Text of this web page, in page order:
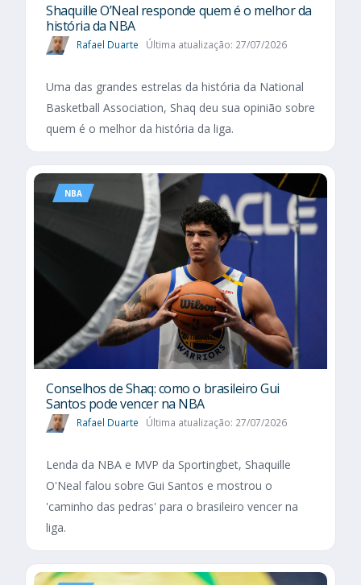
Shaquille O’Neal responde quem é o melhor da
história da NBA
Rafael Duarte Última atualização: 27/07/2026
Uma das grandes estrelas da história da National
Basketball Association, Shaq deu sua opinião sobre
quem é o melhor da história da liga.
NBA
Conselhos de Shaq: como o brasileiro Gui
Santos pode vencer na NBA
Rafael Duarte Última atualização: 27/07/2026
Lenda da NBA e MVP da Sportingbet, Shaquille
O'Neal falou sobre Gui Santos e mostrou o
'caminho das pedras' para o brasileiro vencer na
liga.